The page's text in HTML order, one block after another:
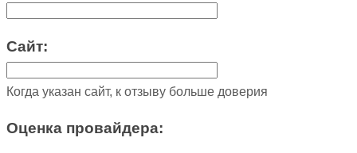
Сайт:
Когда указан сайт, к отзыву больше доверия
Оценка провайдера: